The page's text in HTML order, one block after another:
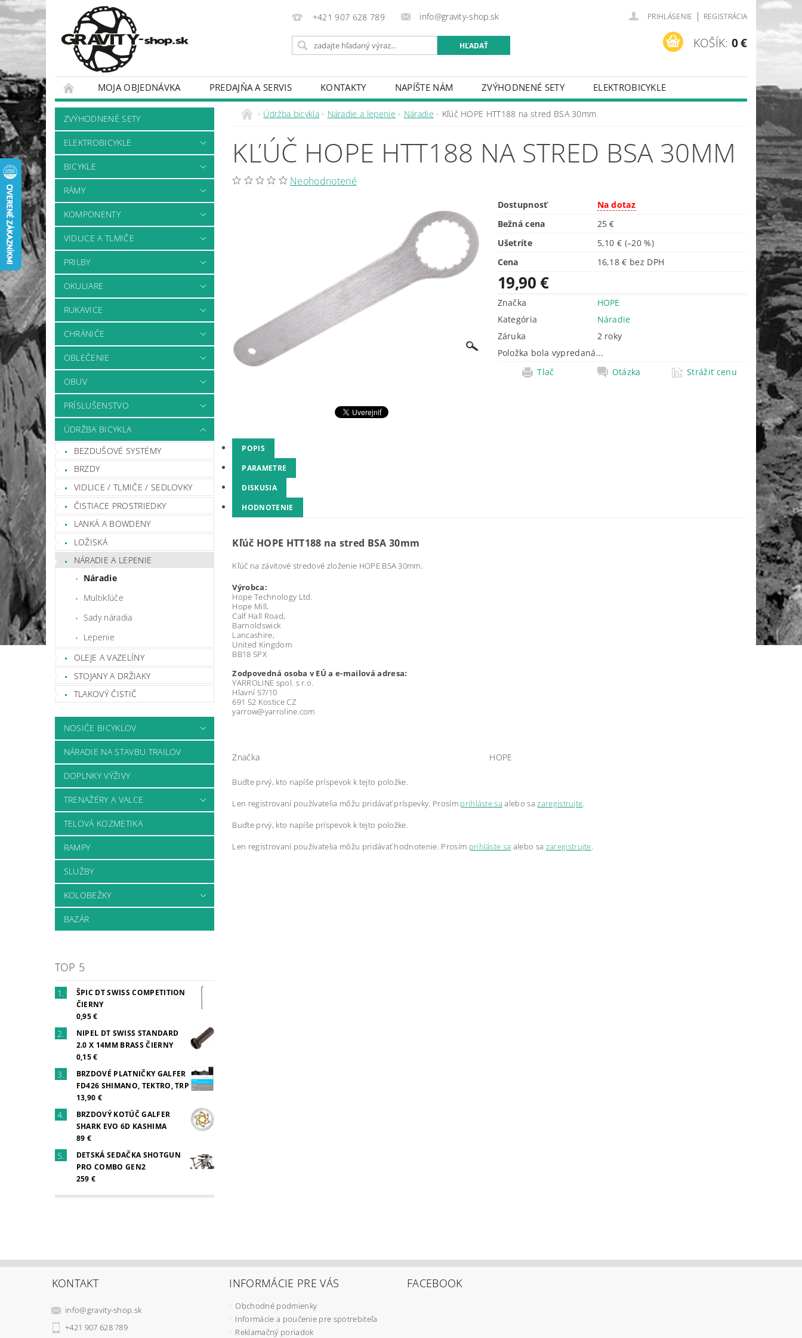
+421 907 628 789 info@gravity-shop.sk PRIHLÁSENIE | REGISTRÁCIA
KOŠÍK: 0 €
MOJA OBJEDNÁVKA PREDAJŇA A SERVIS KONTAKTY NAPÍŠTE NÁM ZVÝHODNENÉ SETY
ELEKTROBICYKLE
BICYKLE
RÁMY
ZVÝHODNENÉ SETY
ELEKTROBICYKLE
BICYKLE
RÁMY
KOMPONENTY
VIDLICE A TLMIČE
PRILBY
OKULIARE
RUKAVICE
CHRÁNIČE
OBLEČENIE
OBUV
PRÍSLUŠENSTVO
ÚDRŽBA BICYKLA
BEZDUŠOVÉ SYSTÉMY
BRZDY
VIDLICE / TLMIČE / SEDLOVKY
ČISTIACE PROSTRIEDKY
LANKÁ A BOWDENY
LOŽISKÁ
NÁRADIE A LEPENIE
Náradie
Multikľúče
Sady náradia
Lepenie
OLEJE A VAZELÍNY
STOJANY A DRŽIAKY
TLAKOVÝ ČISTIČ
NOSIČE BICYKLOV
NÁRADIE NA STAVBU TRAILOV
DOPLNKY VÝŽIVY
TRENAŽÉRY A VALCE
TELOVÁ KOZMETIKA
RAMPY
SLUŽBY
KOLOBEŽKY
BAZÁR
TOP 5
ŠPIC DT SWISS COMPETITION
ČIERNY
0,95 €
NIPEL DT SWISS STANDARD
2.0 X 14MM BRASS ČIERNY
0,15 €
BRZDOVÉ PLATNIČKY GALFER
FD426 SHIMANO, TEKTRO, TRP
13,90 €
BRZDOVÝ KOTÚČ GALFER
SHARK EVO 6D KASHIMA
89 €
DETSKÁ SEDAČKA SHOTGUN
PRO COMBO GEN2
259 €
Údržba bicykla Náradie a lepenie Náradie Kľúč HOPE HTT188 na stred BSA 30mm
KĽÚČ HOPE HTT188 NA STRED BSA 30MM
Neohodnotené
Dostupnosť
Na dotaz
Bežná cena
25 €
Ušetríte
5,10 € (–20 %)
Cena
16,18 € bez DPH
19,90 €
Značka
HOPE
Kategória
Náradie
Záruka
2 roky
Položka bola vypredaná...
Tlač
Otázka Strážiť cenu
POPIS
PARAMETRE
DISKUSIA
HODNOTENIE
Kľúč HOPE HTT188 na stred BSA 30mm
Kľúč na závitové stredové zloženie HOPE BSA 30mm.
Výrobca:
Hope Technology Ltd.
Hope Mill,
Calf Hall Road,
Barnoldswick
Lancashire,
United Kingdom
BB18 5PX
Zodpovedná osoba v EÚ a e-mailová adresa:
YARROLINE spol. s r.o.
Hlavní 57/10
691 52 Kostice CZ
yarrow@yarroline.com
Značka HOPE
Buďte prvý, kto napíše príspevok k tejto položke.
Len registrovaní používatelia môžu pridávať príspevky. Prosím prihláste sa alebo sazaregistrujte.
Buďte prvý, kto napíše príspevok k tejto položke.
Len registrovaní používatelia môžu pridávať hodnotenie. Prosím prihláste sa alebo sa zaregistrujte.
KONTAKT
info@gravity-shop.sk
+421 907 628 789
INFORMÁCIE PRE VÁS
Obchodné podmienky
Informácie a poučenie pre spotrebiteľa
Reklamačný poriadok
FACEBOOK